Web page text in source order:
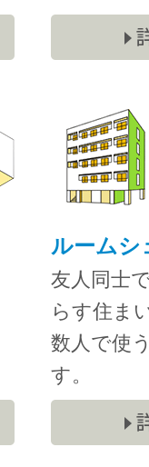
ルームシ
友人同士
らす住ま
数人で使
す。